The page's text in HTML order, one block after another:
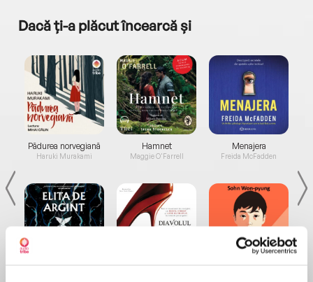
Dacă ți-a plăcut încearcă și
Pădurea norvegiană
Haruki Murakami
Hamnet
Maggie O'Farrell
Menajera
Freida McFadden